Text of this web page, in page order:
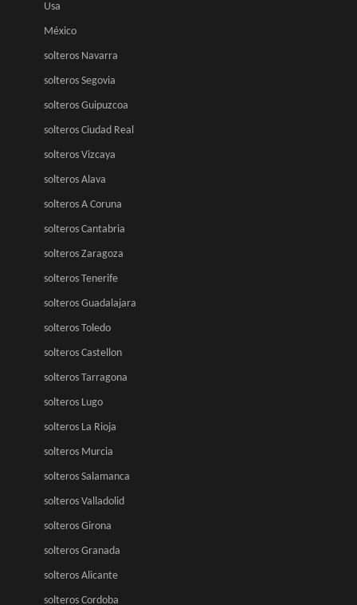
Usa
México
solteros Navarra
solteros Segovia
solteros Guipuzcoa
solteros Ciudad Real
solteros Vizcaya
solteros Alava
solteros A Coruna
solteros Cantabria
solteros Zaragoza
solteros Tenerife
solteros Guadalajara
solteros Toledo
solteros Castellon
solteros Tarragona
solteros Lugo
solteros La Rioja
solteros Murcia
solteros Salamanca
solteros Valladolid
solteros Girona
solteros Granada
solteros Alicante
solteros Cordoba